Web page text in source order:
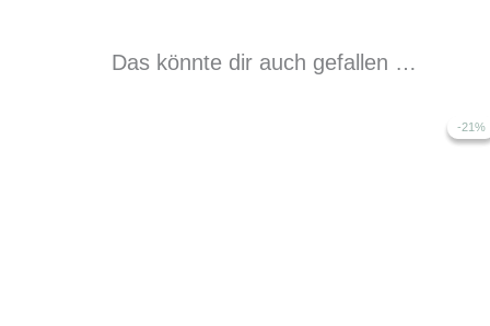
Das könnte dir auch gefallen …
-21%
-21%